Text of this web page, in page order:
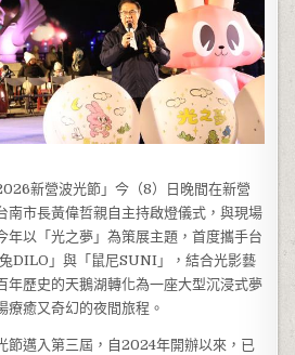
新營波光節」今（8）日晚間在新營
南市長黃偉哲親自主持啟燈儀式，與現場
年以「光之夢」為策展主題，首度攜手台
DILO」與「鼠尼SUNI」，結合光影藝
年歷史的天鵝湖轉化為一座大型沉浸式夢
療癒又奇幻的夜間旅程。
節邁入第三屆，自2024年開辦以來，已